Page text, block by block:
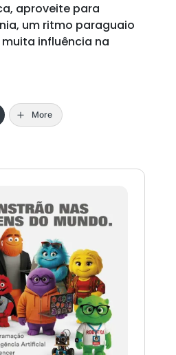
aproveite para
um ritmo paraguaio
influência na
More